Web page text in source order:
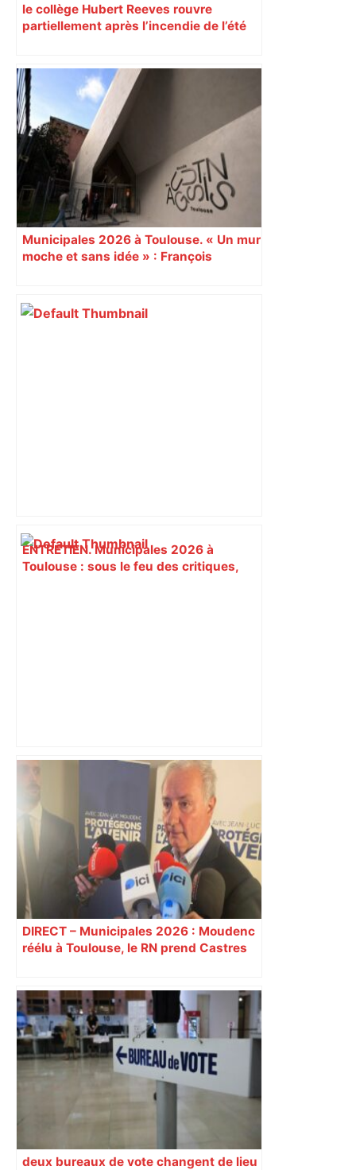
le collège Hubert Reeves rouvre
partiellement après l’incendie de l’été
Municipales 2026 à Toulouse. « Un mur
moche et sans idée » : François
Augustins
ENTRETIEN. Municipales 2026 à
Toulouse : sous le feu des critiques,
"Quand l’état d’esprit est bon, le rugby
devient plus simple" : Cros revient sur
la victoire au Vélodrome – Rugbyrama
DIRECT – Municipales 2026 : Moudenc
réélu à Toulouse, le RN prend Castres
deux bureaux de vote changent de lieu